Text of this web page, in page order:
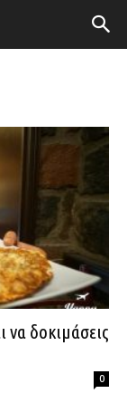
δοκιμάσεις
0